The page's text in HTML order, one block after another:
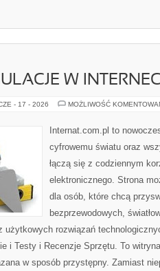
W
- 17 - 2026 MOŻLIWOŚĆ
Internat.com.pl to
cyfrowemu światu oraz
łączą się z codziennym
elektronicznego. Strona
dla osób, które chcą
bezprzewodowych,
użytkowych rozwiązań
i Testy i Recenzje Sprzętu. To
w sposób przystępny. Zamiast